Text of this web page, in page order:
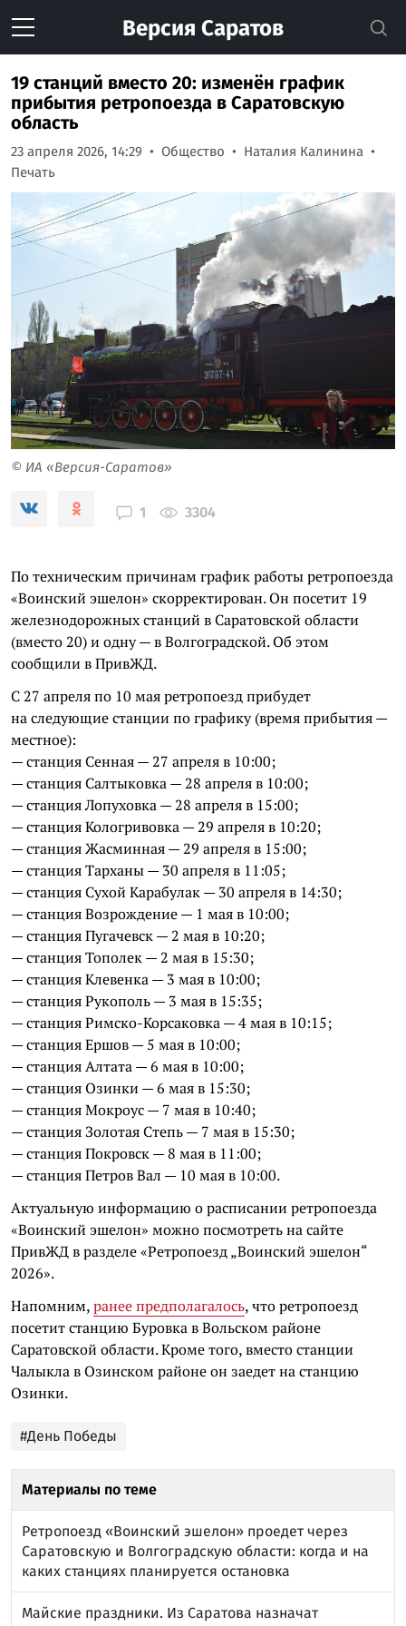
Версия Саратов
19 станций вместо 20: изменён график
прибытия ретропоезда в Саратовскую
область
23 апреля 2026, 14:29 Общество
Наталия Калинина
Печать
© ИА «Версия-Саратов»
1 3304
По техническим причинам график работы ретропоезда
«Воинский эшелон» скорректирован. Он посетит 19
железнодорожных станций в Саратовской области
(вместо 20) и одну — в Волгоградской. Об этом
сообщили в ПривЖД.
С 27 апреля по 10 мая ретропоезд прибудет
на следующие станции по графику (время прибытия —
местное):
— станция Сенная — 27 апреля в 10:00;
— станция Салтыковка — 28 апреля в 10:00;
— станция Лопуховка — 28 апреля в 15:00;
— станция Кологривовка — 29 апреля в 10:20;
— станция Жасминная — 29 апреля в 15:00;
— станция Тарханы — 30 апреля в 11:05;
— станция Сухой Карабулак — 30 апреля в 14:30;
— станция Возрождение — 1 мая в 10:00;
— станция Пугачевск — 2 мая в 10:20;
— станция Тополек — 2 мая в 15:30;
— станция Клевенка — 3 мая в 10:00;
— станция Рукополь — 3 мая в 15:35;
— станция Римско-Корсаковка — 4 мая в 10:15;
— станция Ершов — 5 мая в 10:00;
— станция Алтата — 6 мая в 10:00;
— станция Озинки — 6 мая в 15:30;
— станция Мокроус — 7 мая в 10:40;
— станция Золотая Степь — 7 мая в 15:30;
— станция Покровск — 8 мая в 11:00;
— станция Петров Вал — 10 мая в 10:00.
Актуальную информацию о расписании ретропоезда
«Воинский эшелон» можно посмотреть на сайте
ПривЖД в разделе «Ретропоезд „Воинский эшелон“
2026».
Напомним,ранее предполагалось, что ретропоезд
посетит станцию Буровка в Вольском районе
Саратовской области. Кроме того, вместо станции
Чалыкла в Озинском районе он заедет на станцию
Озинки.
#День Победы
Материалы по теме
Ретропоезд «Воинский эшелон» проедет через
Саратовскую и Волгоградскую области: когда и на
каких станциях планируется остановка
Майские праздники. Из Саратова назначат